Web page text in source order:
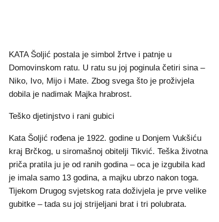
KATA Šoljić postala je simbol žrtve i patnje u
Domovinskom ratu. U ratu su joj poginula četiri sina –
Niko, Ivo, Mijo i Mate. Zbog svega što je proživjela
dobila je nadimak Majka hrabrost.
Teško djetinjstvo i rani gubici
Kata Šoljić rođena je 1922. godine u Donjem Vukšiću
kraj Brčkog, u siromašnoj obitelji Tikvić. Teška životna
priča pratila ju je od ranih godina – oca je izgubila kad
je imala samo 13 godina, a majku ubrzo nakon toga.
Tijekom Drugog svjetskog rata doživjela je prve velike
gubitke – tada su joj strijeljani brat i tri polubrata.